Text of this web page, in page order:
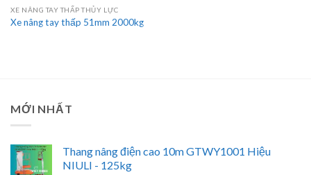
XE NÂNG TAY THẤP THỦY LỰC
Xe nâng tay thấp 51mm 2000kg
MỚI NHẤT
Thang nâng điện cao 10m GTWY1001 Hiệu
NIULI - 125kg